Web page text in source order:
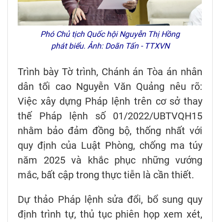
Phó Chủ tịch Quốc hội Nguyễn Thị Hồng
phát biểu. Ảnh: Doãn Tấn - TTXVN
Trình bày Tờ trình, Chánh án Tòa án nhân
dân tối cao Nguyễn Văn Quảng nêu rõ:
Việc xây dựng Pháp lệnh trên cơ sở thay
thế Pháp lệnh số 01/2022/UBTVQH15
nhằm bảo đảm đồng bộ, thống nhất với
quy định của Luật Phòng, chống ma túy
năm 2025 và khắc phục những vướng
mắc, bất cập trong thực tiễn là cần thiết.
Dự thảo Pháp lệnh sửa đổi, bổ sung quy
định trình tự, thủ tục phiên họp xem xét,